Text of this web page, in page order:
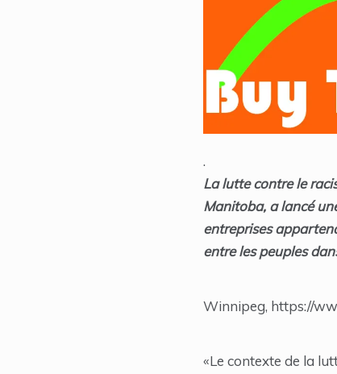
.
La lutte contre le
Manitoba, a lancé
entreprises
entre les peuples
Winnipeg, https://
«Le contexte de la